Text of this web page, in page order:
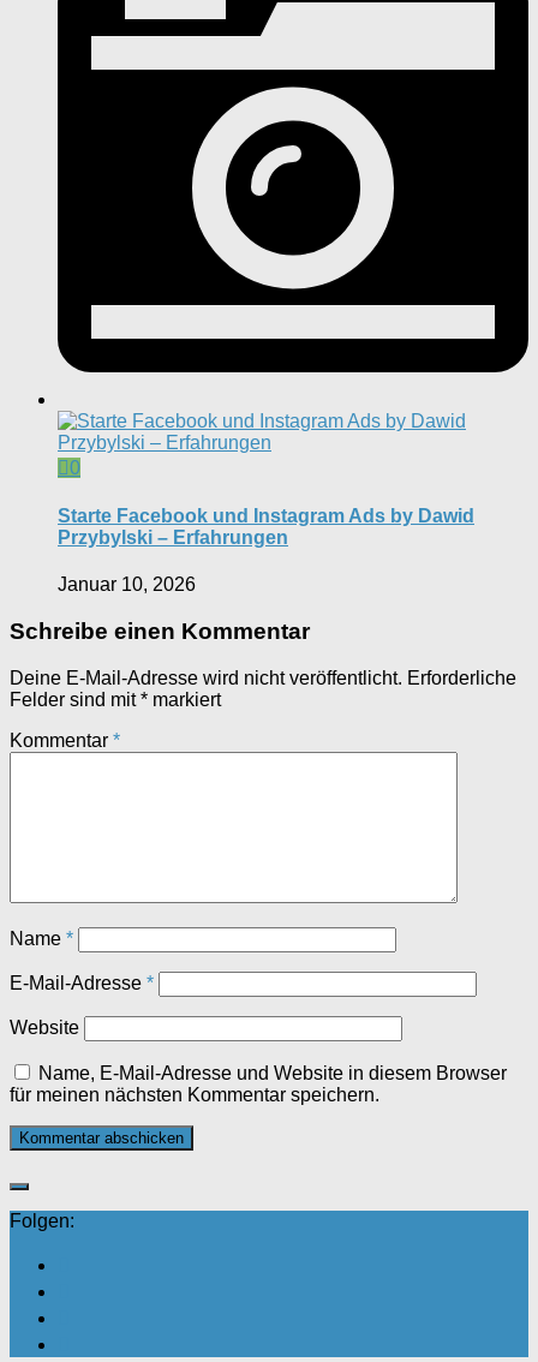
0
Starte Facebook und Instagram Ads by Dawid
Przybylski – Erfahrungen
Januar 10, 2026
Schreibe einen Kommentar
Deine E-Mail-Adresse wird nicht veröffentlicht. Erforderliche
Felder sind mit* markiert
Kommentar *
Name *
E-Mail-Adresse *
Website
Name, E-Mail-Adresse und Website in diesem Browser
für meinen nächsten Kommentar speichern.
Folgen: